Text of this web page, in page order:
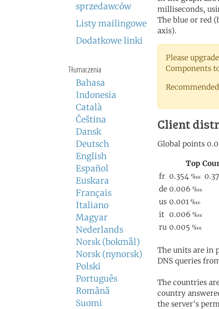
sprzedawców
Listy mailingowe
Dodatkowe linki
Tłumaczenia
Bahasa
Indonesia
Català
Čeština
Dansk
Deutsch
English
Español
Euskara
Français
Italiano
Magyar
Nederlands
Norsk (bokmål)
Norsk (nynorsk)
Polski
Português
Română
Suomi
milliseconds,
The blue or red
axis).
Please
Components
Client
The units are in
DNS queries
The countries
country
the server's